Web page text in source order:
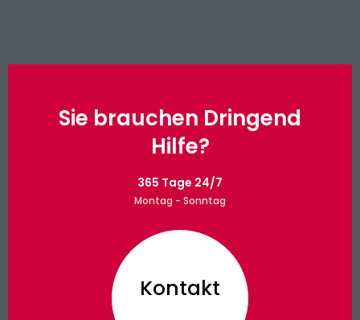
Sie brauchen Dringend
Hilfe?
365 Tage 24/7
Montag - Sonntag
Kontakt